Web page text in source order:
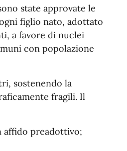
state approvate le
figlio nato, adottato
a favore di nuclei
con popolazione
sostenendo la
fragili. Il
affido preadottivo;